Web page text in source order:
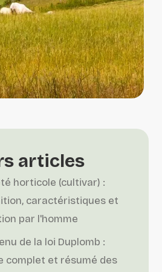
articles
horticole (cultivar) :
caractéristiques et
par l'homme
de la loi Duplomb :
complet et résumé des